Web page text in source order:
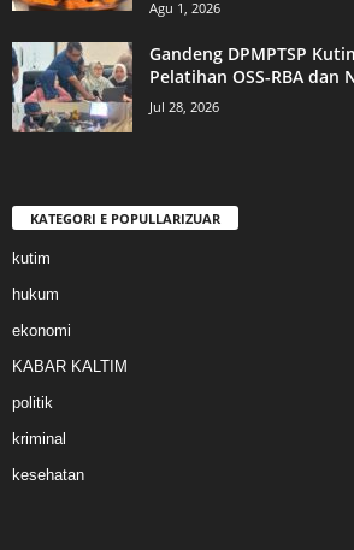
Agu 1, 2026
Gandeng DPMPTSP
Pelatihan OSS-RBA dan
Jul 28, 2026
KATEGORI E POPULLARIZUAR
kutim
hukum
ekonomi
KABAR KALTIM
politik
kriminal
kesehatan